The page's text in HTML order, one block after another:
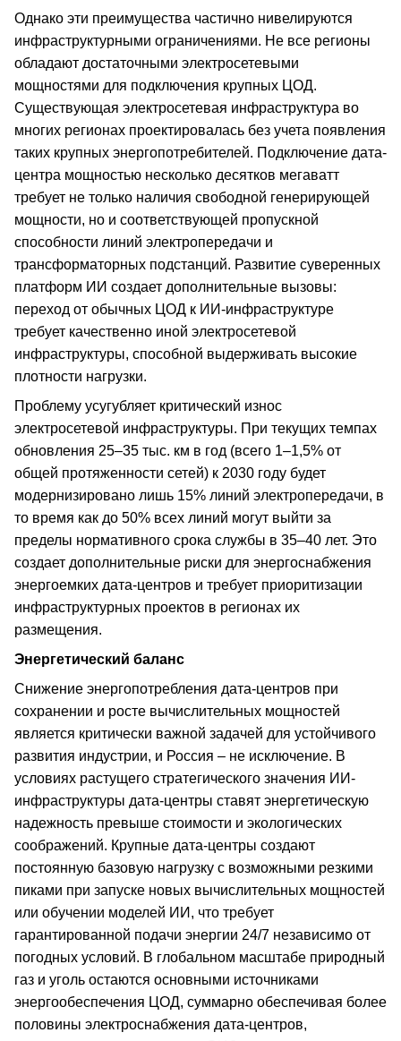
Однако эти преимущества частично нивелируются
инфраструктурными ограничениями. Не все регионы
обладают достаточными электросетевыми
мощностями для подключения крупных ЦОД.
Существующая электросетевая инфраструктура во
многих регионах проектировалась без учета появления
таких крупных энергопотребителей. Подключение дата-
центра мощностью несколько десятков мегаватт
требует не только наличия свободной генерирующей
мощности, но и соответствующей пропускной
способности линий электропередачи и
трансформаторных подстанций. Развитие суверенных
платформ ИИ создает дополнительные вызовы:
переход от обычных ЦОД к ИИ-инфраструктуре
требует качественно иной электросетевой
инфраструктуры, способной выдерживать высокие
плотности нагрузки.
Проблему усугубляет критический износ
электросетевой инфраструктуры. При текущих темпах
обновления 25–35 тыс. км в год (всего 1–1,5% от
общей протяженности сетей) к 2030 году будет
модернизировано лишь 15% линий электропередачи, в
то время как до 50% всех линий могут выйти за
пределы нормативного срока службы в 35–40 лет. Это
создает дополнительные риски для энергоснабжения
энергоемких дата-центров и требует приоритизации
инфраструктурных проектов в регионах их
размещения.
Энергетический баланс
Снижение энергопотребления дата-центров при
сохранении и росте вычислительных мощностей
является критически важной задачей для устойчивого
развития индустрии, и Россия – не исключение. В
условиях растущего стратегического значения ИИ-
инфраструктуры дата-центры ставят энергетическую
надежность превыше стоимости и экологических
соображений. Крупные дата-центры создают
постоянную базовую нагрузку с возможными резкими
пиками при запуске новых вычислительных мощностей
или обучении моделей ИИ, что требует
гарантированной подачи энергии 24/7 независимо от
погодных условий. В глобальном масштабе природный
газ и уголь остаются основными источниками
энергообеспечения ЦОД, суммарно обеспечивая более
половины электроснабжения дата-центров,